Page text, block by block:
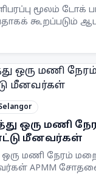
மூலம் டோக்
கூறப்படும்
ஒரு மணி
மீனவர்கள்
ஒரு மணி நேரம்
APMM